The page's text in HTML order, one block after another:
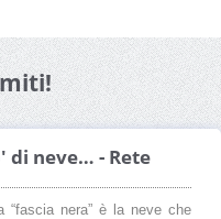
di neve… - Rete
nera” è la neve che